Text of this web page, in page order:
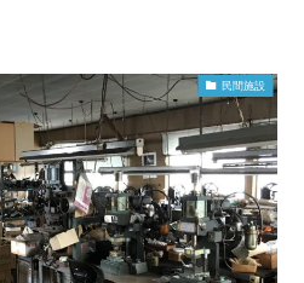
民間施設